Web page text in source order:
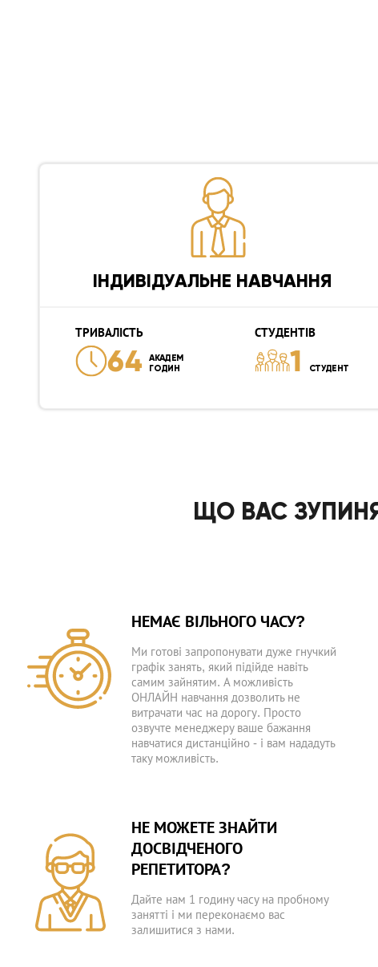
ІНДИВІДУАЛЬНЕ НАВЧАННЯ
ТРИВАЛІСТЬ
64АКАДЕМ
ГОДИН
СТУДЕНТІВ
1 СТУДЕНТ
ЩО ВАС
НЕМАЄ ВІЛЬНОГО ЧАСУ?
Ми готові запропонувати дуже гнучкий
графік занять, який підійде навіть
самим зайнятим. А можливість
ОНЛАЙН навчання дозволить не
витрачати час на дорогу. Просто
озвучте менеджеру ваше бажання
навчатися дистанційно - і вам нададуть
таку можливість.
НЕ МОЖЕТЕ ЗНАЙТИ
ДОСВІДЧЕНОГО
РЕПЕТИТОРА?
Дайте нам 1 годину часу на пробному
занятті і ми переконаємо вас
залишитися з нами.